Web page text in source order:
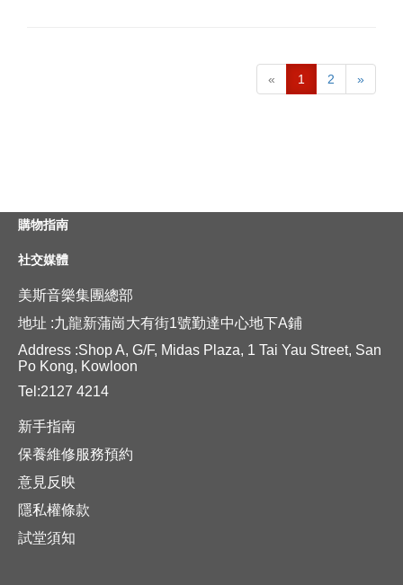
« 1 2 »
購物指南
社交媒體
美斯音樂集團總部
地址 :九龍新蒲崗大有街1號勤達中心地下A鋪
Address :Shop A, G/F, Midas Plaza, 1 Tai Yau Street, San
Po Kong, Kowloon
Tel:2127 4214
新手指南
保養維修服務預約
意見反映
隱私權條款
試堂須知